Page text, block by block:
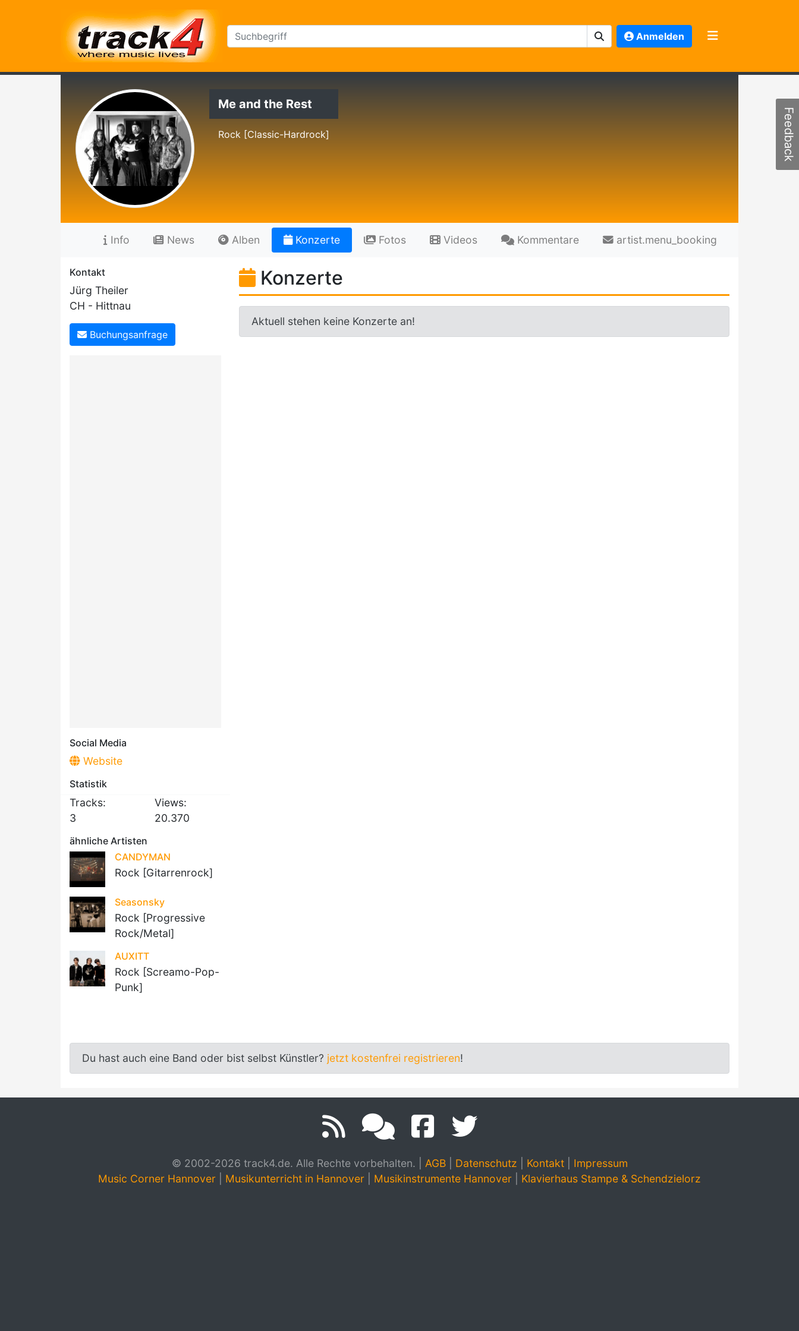
Anmelden
Me and the Rest
Rock [Classic-Hardrock]
Info News Alben Konzerte Fotos Videos Kommentare artist.menu_booking
Kontakt
Jürg Theiler
CH - Hittnau
Buchungsanfrage
Social Media
Website
Statistik
Tracks:
3
Views:
20.370
ähnliche Artisten
CANDYMAN
Rock [Gitarrenrock]
Seasonsky
Rock [Progressive
Rock/Metal]
AUXITT
Rock [Screamo-Pop-
Punk]
Konzerte
Aktuell stehen keine Konzerte an!
Du hast auch eine Band oder bist selbst Künstler? jetzt kostenfrei registrieren!
© 2002-2026 track4.de. Alle Rechte vorbehalten. AGB| Datenschutz Kontakt| Impressum
Music Corner Hannover
Musikunterricht in Hannover Musikinstrumente Hannover Klavierhaus Stampe & Schendzielorz
Feedback